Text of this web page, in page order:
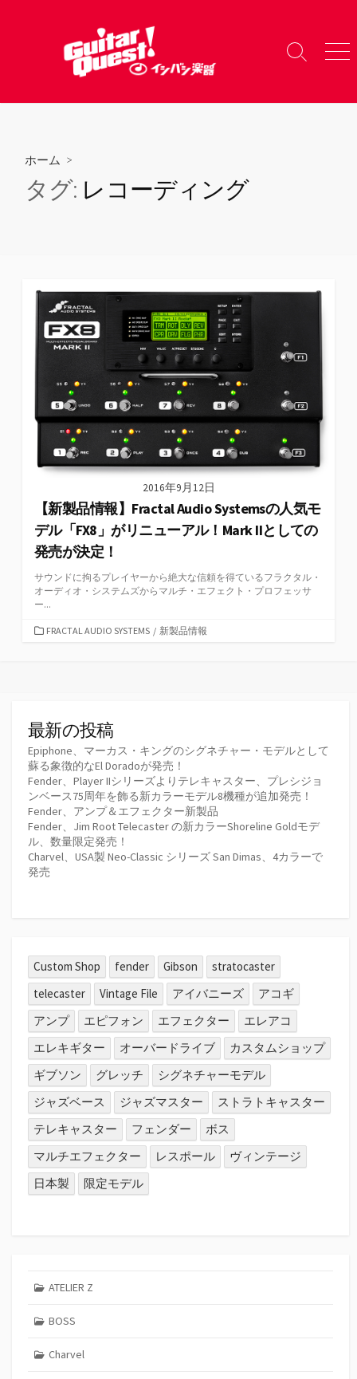
へ
検
り
メ
ー
ホーム >
タグ: レコーディング
2016年9月12日
【新製品情報】Fractal Audio Systemsの人気モ
デル「FX8」がリニューアル！Mark IIとしての
発売が決定！
サウンドに拘るプレイヤーから絶大な信頼を得ているフラクタル・
オーディオ・システムズからマルチ・エフェクト・プロフェッサ
ー...
カFRACTAL AUDIO SYSTEMS / 新製品情報
最新の投稿
Epiphone、マーカス・キングのシグネチャー・モデルとして
蘇る象徴的なEl Doradoが発売！
Fender、Player IIシリーズよりテレキャスター、プレシジョ
ンベース75周年を飾る新カラーモデル8機種が追加発売！
Fender、アンプ＆エフェクター新製品
Fender、Jim Root Telecaster の新カラーShoreline Goldモデ
ル、数量限定発売！
Charvel、USA製 Neo-Classic シリーズ San Dimas、4カラーで
発売
Custom Shop fender Gibson
stratocaster
telecaster
Vintage File アイバニーズ
アコギ
アンプ
エピフォン エフェクター
エレアコ
エレキギター
オーバードライブ
カスタムショップ
ギブソン
グレッチ
シグネチャーモデル
ジャズベース
ジャズマスター
ストラトキャスター
テレキャスター
フェンダー
ボス
マルチエフェクター
レスポール
ヴィンテージ
日本製
限定モデル
ATELIER Z
BOSS
Charvel